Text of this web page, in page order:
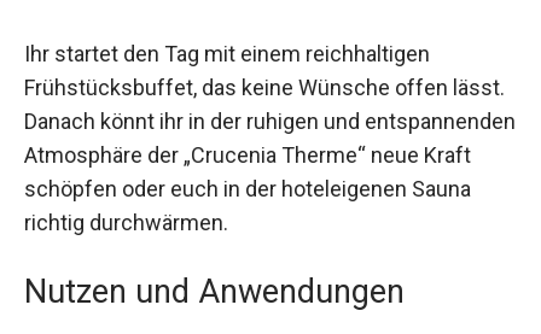
Ihr startet den Tag mit einem reichhaltigen
Frühstücksbuffet, das keine Wünsche offen
lässt. Danach könnt ihr in der ruhigen und
entspannenden Atmosphäre der „Crucenia
Therme“ neue Kraft schöpfen oder euch in der
hoteleigenen Sauna richtig durchwärmen.
Nutzen und Anwendungen